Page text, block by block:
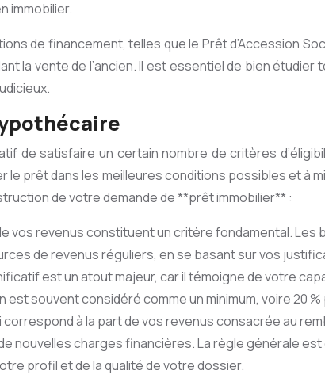
immobilier.
de financement, telles que le Prêt d’Accession
la vente de l’ancien. Il est essentiel de bien
de satisfaire un certain nombre de critères
prêt dans les meilleures conditions possibles et à
de votre demande de **prêt immobilier** :
vos revenus constituent un critère fondamental.
de revenus réguliers, en se basant sur vos
est un atout majeur, car il témoigne de votre
souvent considéré comme un minimum, voire 20
correspond à la part de vos revenus consacrée au
nouvelles charges financières. La règle générale
profil et de la qualité de votre dossier.